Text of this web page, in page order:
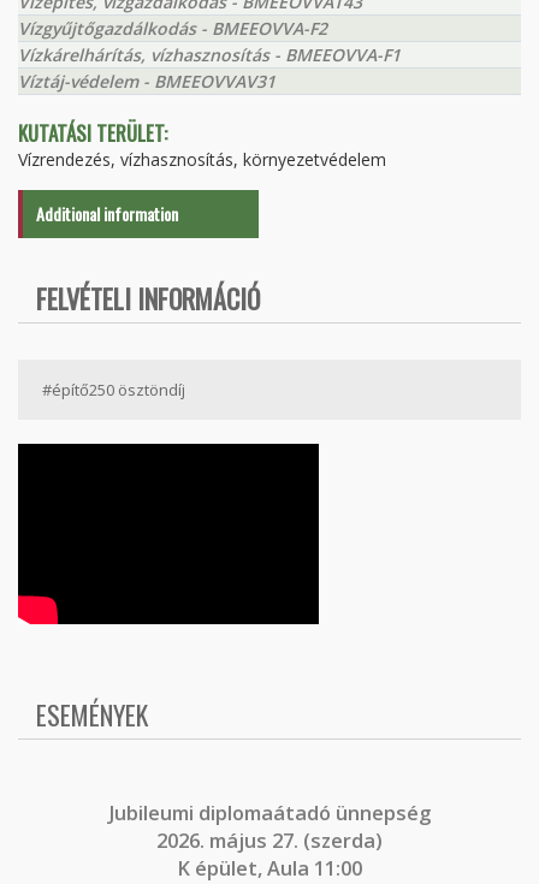
Vízgyűjtőgazdálkodás - BMEEOVVA-F2
Vízkárelhárítás, vízhasznosítás - BMEEOVVA-F1
Víztáj-védelem - BMEEOVVAV31
KUTATÁSI TERÜLET:
Vízrendezés, vízhasznosítás, környezetvédelem
Additional information
FELVÉTELI INFORMÁCIÓ
#építő250 ösztöndíj
ESEMÉNYEK
Jubileumi diplomaátadó ünnepség
2026. május 27. (szerda)
K épület, Aula 11:00